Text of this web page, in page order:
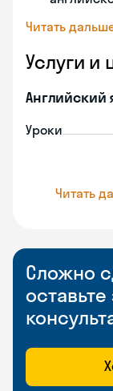
Читать
Услуги и
Английский
Уроки
Читать
Сложно